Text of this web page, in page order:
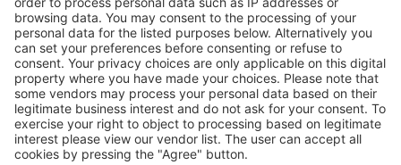
Mehr sparen
Attraktive Preise und Spezialangebote für eingeloggte
Benutzer.
Unterkünfte, die Sie mögen
Wählen Sie aus über 1,3 Millionen Unterkünften: Hotels,
Hütten, Apartments und andere.